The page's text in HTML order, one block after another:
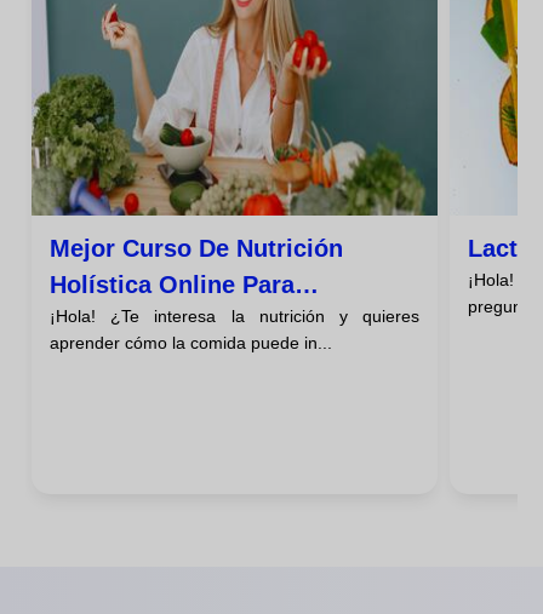
Mejor Curso De Nutrición
Holística Online Para
Principiantes
¡Hola! ¿Te interesa la nutrición y quieres
aprender cómo la comida puede in...
¡Hola!